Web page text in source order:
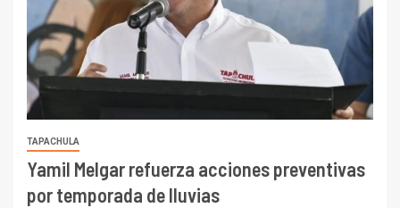
TAPACHULA
Yamil Melgar refuerza acciones preventivas
por temporada de lluvias